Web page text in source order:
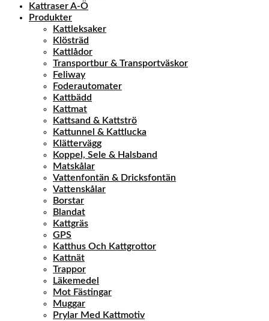
Kattraser A-Ö
Produkter
Kattleksaker
Klösträd
Kattlådor
Transportbur & Transportväskor
Feliway
Foderautomater
Kattbädd
Kattmat
Kattsand & Kattströ
Kattunnel & Kattlucka
Klättervägg
Koppel, Sele & Halsband
Matskålar
Vattenfontän & Dricksfontän
Vattenskålar
Borstar
Blandat
Kattgräs
GPS
Katthus Och Kattgrottor
Kattnät
Trappor
Läkemedel
Mot Fästingar
Muggar
Prylar Med Kattmotiv